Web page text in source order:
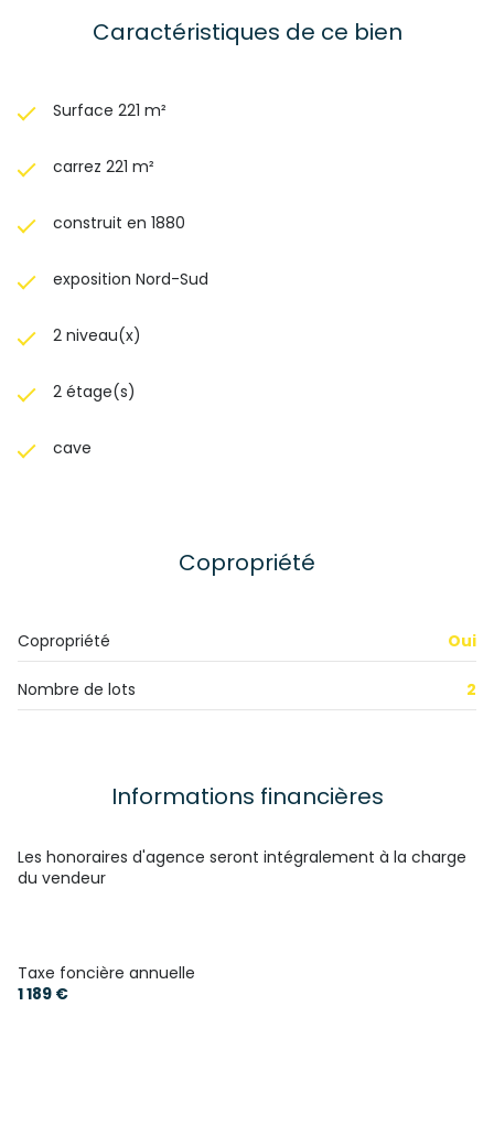
Caractéristiques de ce bien
Surface 221 m²
carrez 221 m²
construit en 1880
exposition Nord-Sud
2 niveau(x)
2 étage(s)
cave
Copropriété
Copropriété Oui
Nombre de lots 2
Informations financières
Les honoraires d'agence seront intégralement à la charge
du vendeur
Taxe foncière annuelle
1 189 €